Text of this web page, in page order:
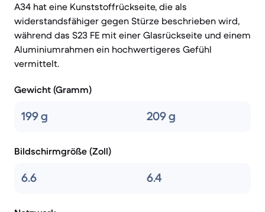
A34 hat eine Kunststoffrückseite, die als
widerstandsfähiger gegen Stürze beschrieben wird,
während das S23 FE mit einer Glasrückseite und einem
Aluminiumrahmen ein hochwertigeres Gefühl
vermittelt.
Gewicht (Gramm)
199 g 209 g
Bildschirmgröße (Zoll)
6.6 6.4